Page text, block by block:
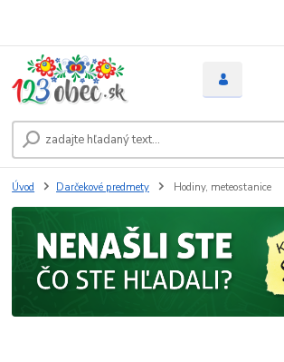
Úvod Darčekové predmety Hodiny, meteostanice